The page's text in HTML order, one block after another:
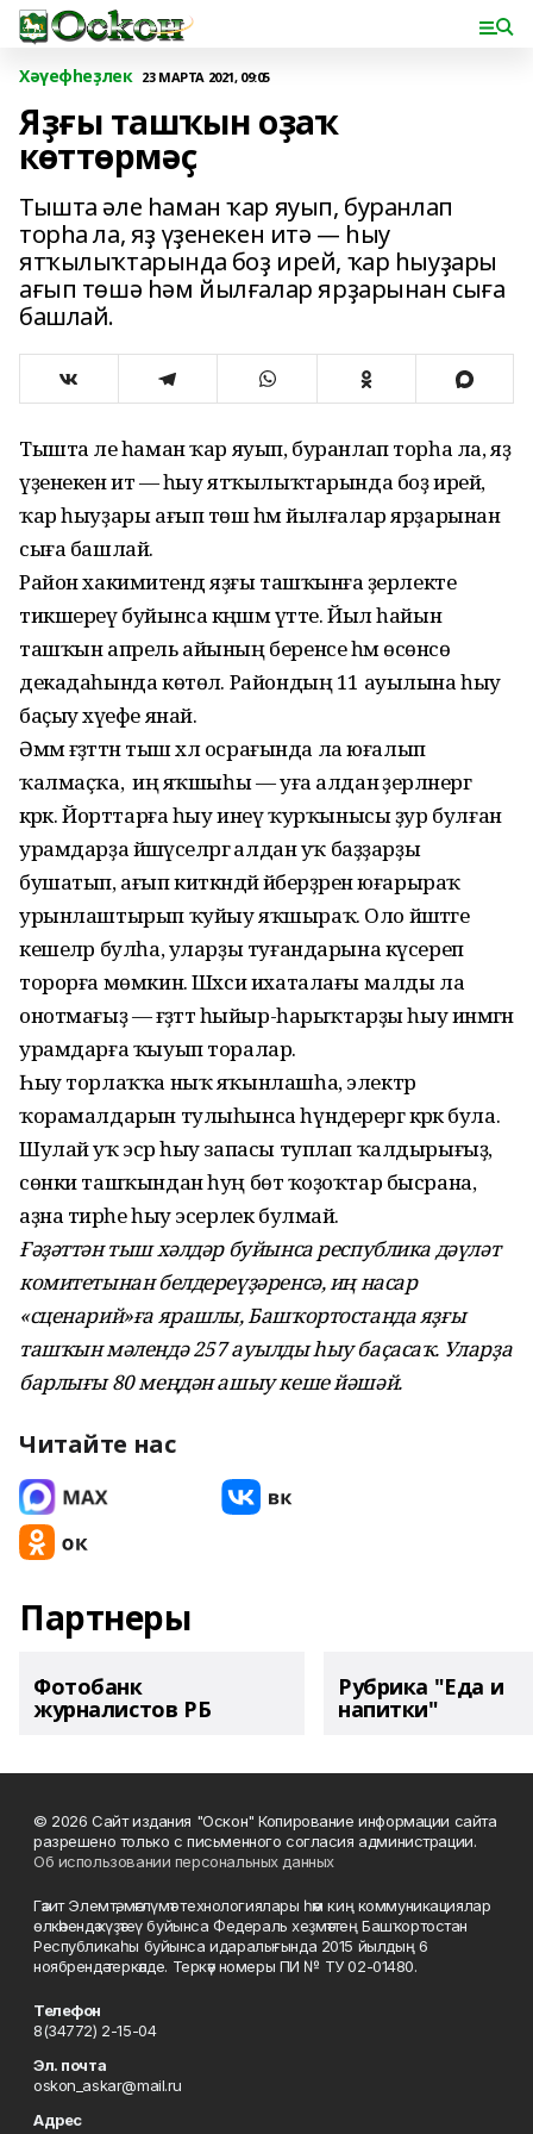
Хәүефһеҙлек 23 МАРТА 2021, 09:05
Яҙғы ташҡын оҙаҡ
көттөрмәҫ
Тышта әле һаман ҡар яуып, буранлап
торһа ла, яҙ үҙенекен итә — һыу
ятҡылыҡтарында боҙ ирей, ҡар һыуҙары
ағып төшә һәм йылғалар ярҙарынан сыға
башлай.
Тышта әле һаман ҡар яуып, буранлап торһа ла, яҙ
үҙенекен итә — һыу ятҡылыҡтарында боҙ ирей,
ҡар һыуҙары ағып төшә һәм йылғалар ярҙарынан
сыға башлай.
Район хакимиәтендә яҙғы ташҡынға әҙерлекте
тикшереү буйынса кәңәшмә үтте. Йыл һайын
ташҡын апрель айының беренсе һәм өсөнсө
декадаһында көтөлә. Райондың 11 ауылына һыу
баҫыу хәүефе янай.
Әммә ғәҙәттән тыш хәл осрағында ла юғалып
ҡалмаҫҡа, ә иң яҡшыһы — уға алдан әҙерләнергә
кәрәк. Йорттарға һыу инеү ҡурҡынысы ҙур булған
урамдарҙа йәшәүселәргә алдан уҡ баҙҙарҙы
бушатып, ағып киткәндәй әйберҙәрен юғарыраҡ
урынлаштырып ҡуйыу яҡшыраҡ. Оло йәштәге
кешеләр булһа, уларҙы туғандарына күсереп
торорға мөмкин. Шәхси ихаталағы малды ла
онотмағыҙ — ғәҙәттә һыйыр-һарыҡтарҙы һыу инмәгән
урамдарға ҡыуып торалар.
Һыу торлаҡҡа ныҡ яҡынлашһа, электр
ҡорамалдарын тулыһынса һүндерергә кәрәк була.
Шулай уҡ эсәр һыу запасы туплап ҡалдырығыҙ,
сөнки ташҡындан һуң бөтә ҡоҙоҡтар бысрана,
аҙна тирәһе һыу эсерлек булмай.
Ғәҙәттән тыш хәлдәр буйынса республика дәүләт
комитетынан белдереүҙәренсә, иң насар
«сценарий»ға ярашлы, Башҡортостанда яҙғы
ташҡын мәлендә 257 ауылды һыу баҫасаҡ. Уларҙа
барлығы 80 меңдән ашыу кеше йәшәй.
Читайте нас
Партнеры
Фотобанк
журналистов РБ
Рубрика "Еда и
напитки"
© 2026 Сайт издания "Оскон" Копирование информации сайта
разрешено только с письменного согласия администрации.
Об использовании персональных данных
Гәзит Элемтә, мәғлүмәт технологиялары һәм киң коммуникациялар
өлкәһендә күҙәтеү буйынса Федераль хеҙмәттең Башҡортостан
Республикаһы буйынса идаралығында 2015 йылдың 6
ноябрендә теркәлде. Теркәү номеры ПИ № ТУ 02-01480.
Телефон
8(34772) 2-15-04
Эл. почта
oskon_askar@mail.ru
Адрес